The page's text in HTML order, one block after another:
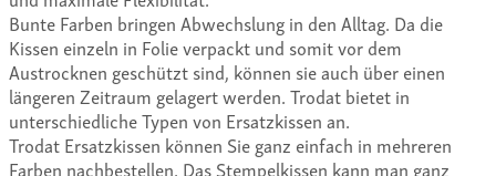
Bunte Farben bringen Abwechslung in den Alltag. Da die
Kissen einzeln in Folie verpackt und somit vor dem
Austrocknen geschützt sind, können sie auch über einen
längeren Zeitraum gelagert werden. Trodat bietet in
unterschiedliche Typen von Ersatzkissen an.
Trodat Ersatzkissen können Sie ganz einfach in mehreren
Farben nachbestellen. Das Stempelkissen kann man ganz